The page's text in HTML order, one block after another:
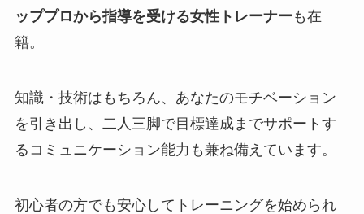
ッププロから指導を受ける女性トレーナー も在
籍。
知識・技術はもちろん、あなたのモチベーション
を引き出し、二人三脚で目標達成までサポートす
るコミュニケーション能力も兼ね備えています。
初心者の方でも安心してトレーニングを始められ